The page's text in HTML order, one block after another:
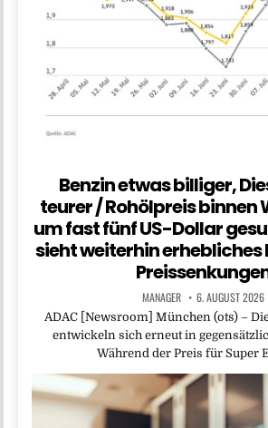
Benzin etwas billiger,
teurer / Rohölpreis binnen
um fast fünf US-Dollar
sieht weiterhin erhebliches
MANAGER 6. AUGUST 2026
ADAC [Newsroom] München (ots) –
entwickeln sich erneut in
Während der Preis für Super